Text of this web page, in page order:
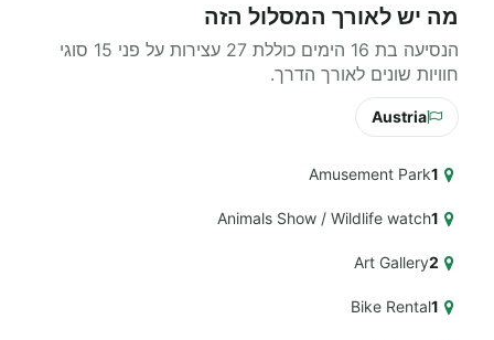
מה יש לאורך המסלול הזה
הנסיעה בת 16 הימים כוללת 27 עצירות על פני 15 סוגי
חוויות שונים לאורך הדרך.
Austria
1
Amusement Park
1
Animals Show / Wildlife watch
2
Art Gallery
1
Bike Rental